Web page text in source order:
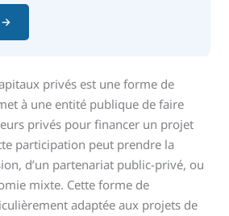
→
privés est une forme de
à une entité publique de faire
privés pour financer un projet
participation peut prendre la
d’un partenariat public-privé, ou
mixte. Cette forme de
adaptée aux projets de